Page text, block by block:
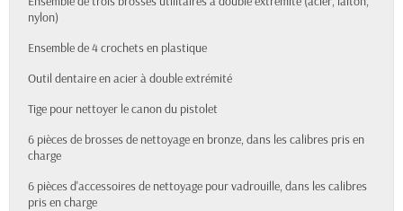
nylon)
Ensemble de 4 crochets en plastique
Outil dentaire en acier à double extrémité
Tige pour nettoyer le canon du pistolet
6 pièces de brosses de nettoyage en bronze, dans les calibres pris en
charge
6 pièces d'accessoires de nettoyage pour vadrouille, dans les calibres
pris en charge